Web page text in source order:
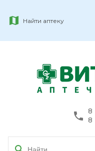
Найти аптеку
8
8